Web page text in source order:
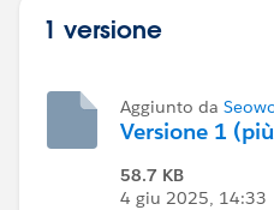
1 versione
Aggiunto da
Versione 1
58.7 KB
4 giu 2025, 14:33